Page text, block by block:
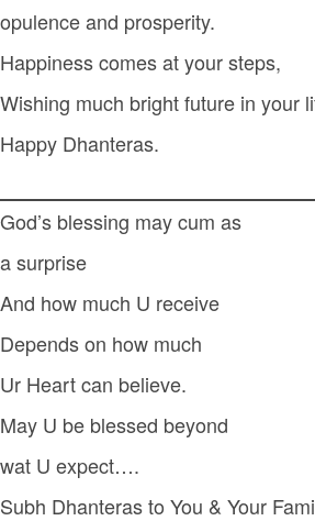
opulence and prosperity.
Happiness comes at your steps,
Wishing much bright future in your
Happy Dhanteras.
God’s blessing may cum as
a surprise
And how much U receive
Depends on how much
Ur Heart can believe.
May U be blessed beyond
wat U expect….
Subh Dhanteras to You & Your